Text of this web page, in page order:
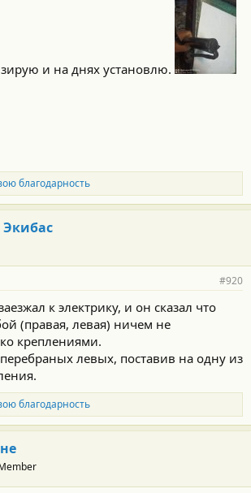
и на днях установлю.
благодарность
Экибас
#920
к электрику, и он сказал что
(правая, левая) ничем не
креплениями.
левых, поставив на одну из
благодарность